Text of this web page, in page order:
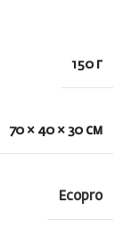
150 г
70 × 40 × 30 см
Ecopro